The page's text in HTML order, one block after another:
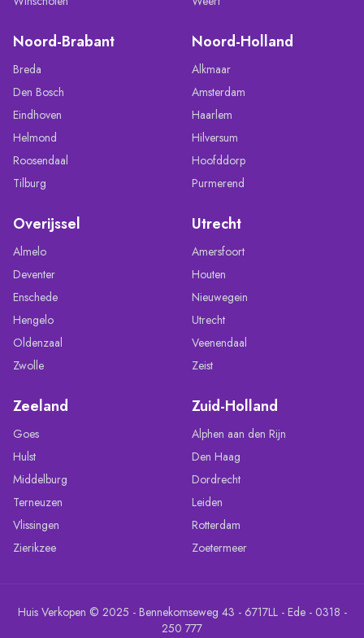
Noord-Brabant
Breda
Den Bosch
Eindhoven
Helmond
Roosendaal
Tilburg
Noord-Holland
Alkmaar
Amsterdam
Haarlem
Hilversum
Hoofddorp
Purmerend
Overijssel
Almelo
Deventer
Enschede
Hengelo
Oldenzaal
Zwolle
Utrecht
Amersfoort
Houten
Nieuwegein
Utrecht
Veenendaal
Zeist
Zeeland
Goes
Hulst
Middelburg
Terneuzen
Vlissingen
Zierikzee
Zuid-Holland
Alphen aan den Rijn
Den Haag
Dordrecht
Leiden
Rotterdam
Zoetermeer
Huis Verkopen © 2025 - Bennekomseweg 43 - 6717LL - Ede - 0318 -
250 777